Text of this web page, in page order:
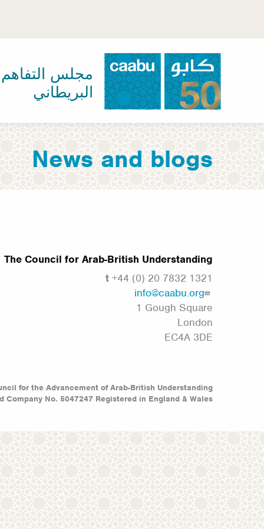
المحتوى
مجلس التفاهم العربي-البريطاني
مجلس
البريطاني
News and blogs
The Council for Arab-British Understanding
t +44 (0) 20 7832 1321
info@caabu.org
1 Gough Square
London
EC4A 3DE
for the Advancement of Arab-British Understanding
Company No. 5047247 Registered in England & Wales